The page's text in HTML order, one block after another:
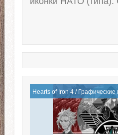
Hearts of Iron 4/